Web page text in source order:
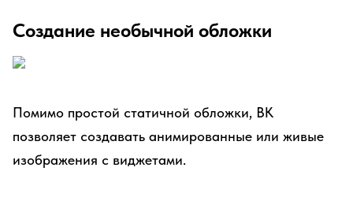
Создание необычной обложки
Помимо простой статичной обложки, ВК
позволяет создавать анимированные или живые
изображения с виджетами.